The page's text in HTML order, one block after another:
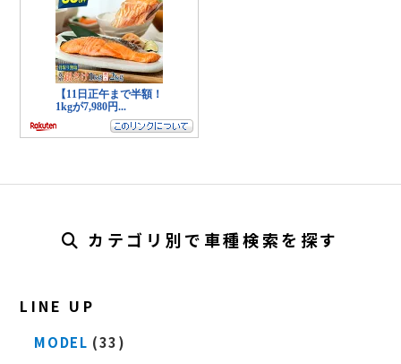
カテゴリ別で車種検索を探す
LINE UP
MODEL (33)